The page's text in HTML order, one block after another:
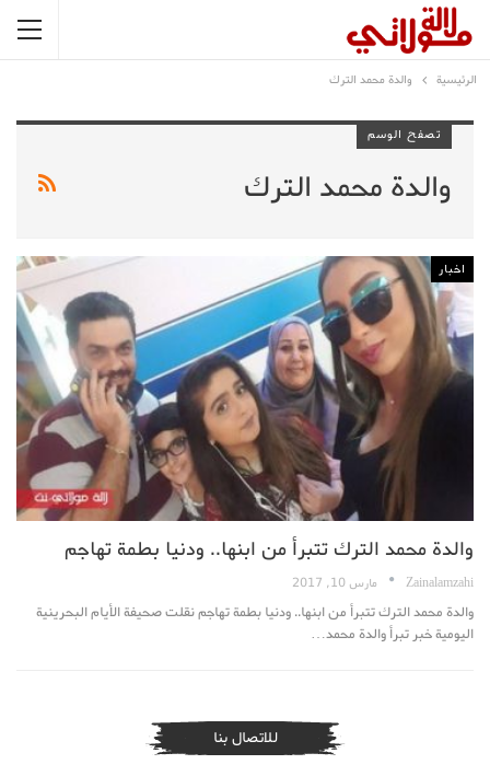
الرئيسية والدة محمد الترك
تصفح الوسم
والدة محمد الترك
اخبار
والدة محمد الترك تتبرأ من ابنها.. ودنيا بطمة تهاجم
Zainalamzahi مارس 10, 2017
والدة محمد الترك تتبرأ من ابنها.. ودنيا بطمة تهاجم نقلت صحيفة الأيام البحرينية
اليومية خبر تبرأ والدة محمد…
للاتصال بنا